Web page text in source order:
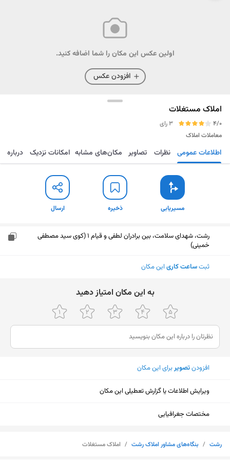
اولین عکس این مکان را شما اضافه کنید.
افزودن عکس
املاک مستغلات
4/0
3 رای
معاملات املاک
مسیریابی ذخیره ارسال اطلاعات عمومی نظرات تصاویر مکان‌های مشابه امکانات نزدیک درباره
مسیریابی ذخیره ارسال
رشت، شهدای سلامت، بین برادران لطفی و قیام 1 (کوی سید مصطفی
خمینی)
ثبتساعت کاری این مکان
ﺑﻪ اﯾﻦ ﻣﮑﺎن اﻣﺘﯿﺎز دﻫﯿﺪ
افزودنتصویربرای این مکان
ویرایش اطلاعات یا گزارش تعطیلی این مکان
مختصات جغرافیایی
رشت / بنگاه‌های مشاور املاک رشت / املاک مستغلات